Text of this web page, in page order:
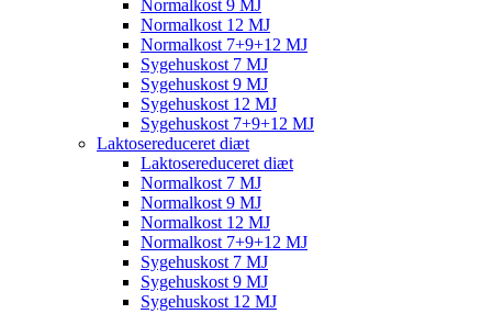
Normalkost 9 MJ
Normalkost 12 MJ
Normalkost 7+9+12 MJ
Sygehuskost 7 MJ
Sygehuskost 9 MJ
Sygehuskost 12 MJ
Sygehuskost 7+9+12 MJ
Laktosereduceret diæt
Laktosereduceret diæt
Normalkost 7 MJ
Normalkost 9 MJ
Normalkost 12 MJ
Normalkost 7+9+12 MJ
Sygehuskost 7 MJ
Sygehuskost 9 MJ
Sygehuskost 12 MJ